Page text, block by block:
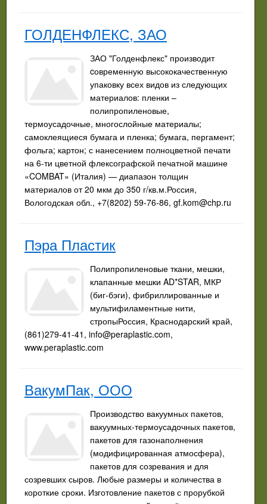
ГОЛДЕНФЛЕКС, ЗАО
ЗАО "Голденфлекс" производит
cовременную высококачественную
упаковку всех видов из следующих
материалов: пленки –
полипропиленовые,
термоусадочные, многослойные материалы;
самоклеящиеся бумага и пленка; бумага, пергамент;
фольга; картон; с нанесением полноцветной печати
на 6-ти цветной флексографской печатной машине
«COMBAT» (Италия) — диапазон толщин
материалов от 20 мкм до 350 г/кв.м.Россия,
Вологодская обл., +7(8202) 59-76-86, gf.kom@chp.ru
Пэра Пластик
Полипропиленовые ткани, мешки,
клапанные мешки AD*STAR, МКР
(биг-бэги), фибриллированные и
мультифиламентные нити,
стропыРоссия, Краснодарский край,
(861)279-41-41, info@peraplastic.com,
www.peraplastic.com
ВакумПак, ООО
Производство вакуумных пакетов,
вакуумных-термоусадочных пакетов,
пакетов для газонаполнения
(модифицированная атмосфера),
пакетов для созревания и для
созревших сыров. Любые размеры и количества в
короткие сроки. Изготовление пакетов с прорубкой